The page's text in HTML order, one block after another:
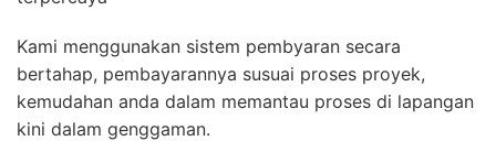
Kami menggunakan sistem pembyaran secara
bertahap, pembayarannya susuai proses proyek,
kemudahan anda dalam memantau proses di lapangan
kini dalam genggaman.